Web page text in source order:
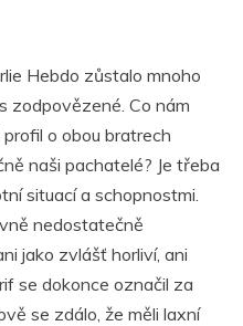
Hebdo zůstalo mnoho
zodpovězené. Co nám
o obou bratrech
naši pachatelé? Je třeba
situací a schopnostmi.
nedostatečně
jako zvlášť horliví, ani
se dokonce označil za
se zdálo, že měli laxní